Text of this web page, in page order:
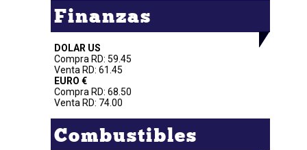
Finanzas
DOLAR US
Compra RD: 59.45
Venta RD: 61.45
EURO €
Compra RD: 68.50
Venta RD: 74.00
Combustibles